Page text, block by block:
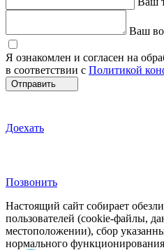
Ваш
Я ознакомлен и согласен на
в соответствии с Политикой
Отправить
Доехать
Позвонить
Настоящий сайт собирает
пользователей (cookie-файлы,
местоположении), сбор
нормального